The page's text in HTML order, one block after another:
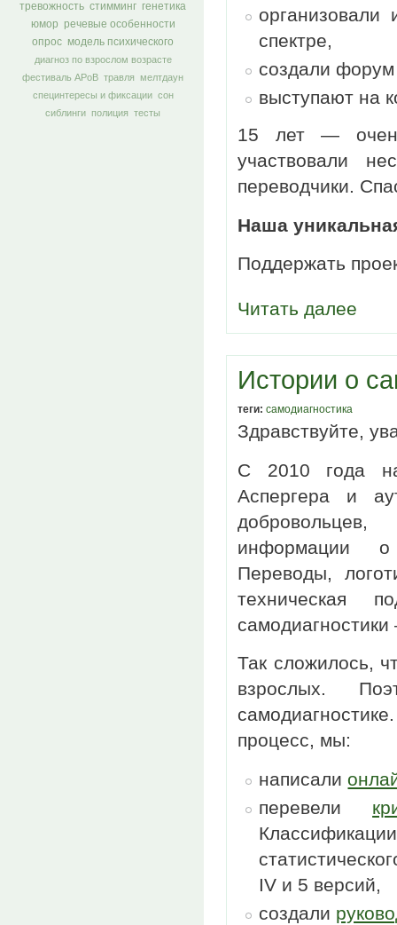
тревожность стимминг генетика
юмор
речевые особенности
опрос модель психического
диагноз по взрослом возрасте
фестиваль АРоВ травля мелтдаун
специнтересы и фиксации сон
сиблинги полиция тесты
организовали
спектре,
создали
выступают на
15 лет —
участвовали
переводчики.
Наша
Поддержать
Читать далее
Истории о
теги:самодиагностика
Здравствуйте,
С 2010 года
Аспергера и
информации о
Переводы,
техническая
Так сложилось,
взрослых.
процесс, мы:
написали
перевели
IV и 5 версий,
создали